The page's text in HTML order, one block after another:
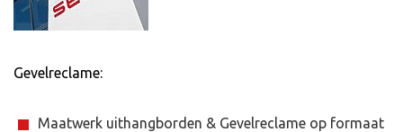
Gevelreclame:
Maatwerk uithangborden & Gevelreclame op formaat